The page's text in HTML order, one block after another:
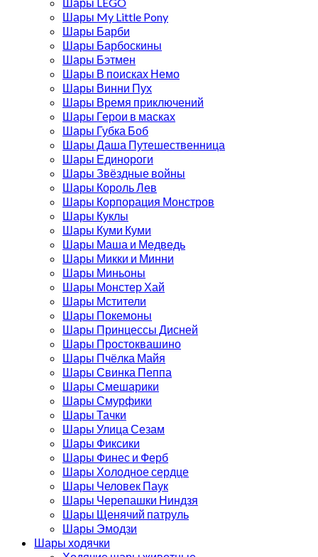
Шары My Little Pony
Шары Барби
Шары Барбоскины
Шары Бэтмен
Шары В поисках Немо
Шары Винни Пух
Шары Время приключений
Шары Герои в масках
Шары Губка Боб
Шары Даша Путешественница
Шары Единороги
Шары Звёздные войны
Шары Король Лев
Шары Корпорация Монстров
Шары Куклы
Шары Куми Куми
Шары Маша и Медведь
Шары Микки и Минни
Шары Миньоны
Шары Монстер Хай
Шары Мстители
Шары Покемоны
Шары Принцессы Дисней
Шары Простоквашино
Шары Пчёлка Майя
Шары Свинка Пеппа
Шары Смешарики
Шары Смурфики
Шары Тачки
Шары Улица Сезам
Шары Фиксики
Шары Финес и Ферб
Шары Холодное сердце
Шары Человек Паук
Шары Черепашки Ниндзя
Шары Щенячий патруль
Шары Эмодзи
Шары ходячки